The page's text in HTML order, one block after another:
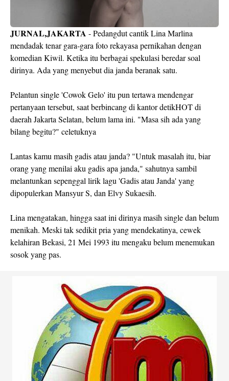
JURNAL,JAKARTA - Pedangdut cantik Lina Marlina
mendadak tenar gara-gara foto rekayasa pernikahan dengan
komedian Kiwil. Ketika itu berbagai spekulasi beredar soal
dirinya. Ada yang menyebut dia janda beranak satu.
Pelantun single 'Cowok Gelo' itu pun tertawa mendengar
pertanyaan tersebut, saat berbincang di kantor detikHOT di
daerah Jakarta Selatan, belum lama ini. "Masa sih ada yang
bilang begitu?" celetuknya
Lantas kamu masih gadis atau janda? "Untuk masalah itu, biar
orang yang menilai aku gadis apa janda," sahutnya sambil
melantunkan sepenggal lirik lagu 'Gadis atau Janda' yang
dipopulerkan Mansyur S, dan Elvy Sukaesih.
Lina mengatakan, hingga saat ini dirinya masih single dan belum
menikah. Meski tak sedikit pria yang mendekatinya, cewek
kelahiran Bekasi, 21 Mei 1993 itu mengaku belum menemukan
sosok yang pas.